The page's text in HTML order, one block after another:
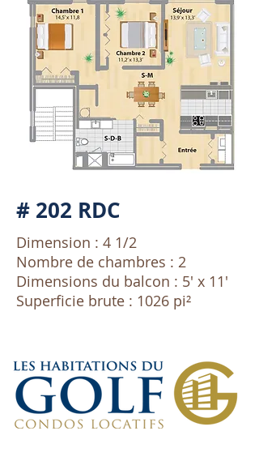
# 202 RDC
Dimension : 4 1/2
Nombre de chambres : 2
Dimensions du balcon : 5' x 11'
Superficie brute : 1026 pi²